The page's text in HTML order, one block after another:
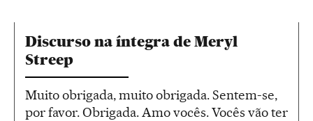
Discurso na íntegra de Meryl
Streep
Muito obrigada, muito obrigada. Sentem-se,
por favor. Obrigada. Amo vocês. Vocês vão ter